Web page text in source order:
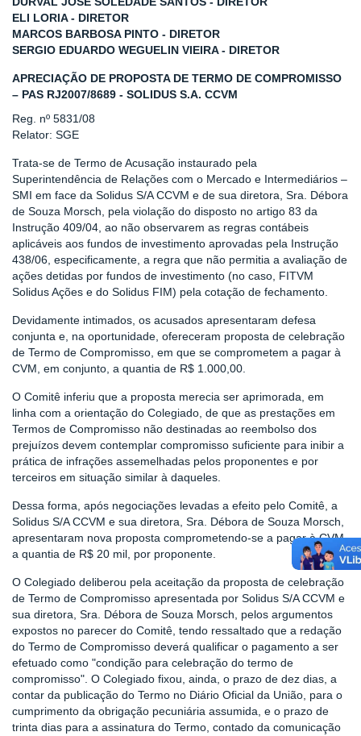
ELI LORIA - DIRETOR
MARCOS BARBOSA PINTO - DIRETOR
SERGIO EDUARDO WEGUELIN VIEIRA - DIRETOR
APRECIAÇÃO DE PROPOSTA DE TERMO DE COMPROMISSO
– PAS RJ2007/8689 - SOLIDUS S.A. CCVM
Reg. nº 5831/08
Relator: SGE
Trata-se de Termo de Acusação instaurado pela
Superintendência de Relações com o Mercado e Intermediários –
SMI em face da Solidus S/A CCVM e de sua diretora, Sra. Débora
de Souza Morsch, pela violação do disposto no artigo 83 da
Instrução 409/04, ao não observarem as regras contábeis
aplicáveis aos fundos de investimento aprovadas pela Instrução
438/06, especificamente, a regra que não permitia a avaliação de
ações detidas por fundos de investimento (no caso, FITVM
Solidus Ações e do Solidus FIM) pela cotação de fechamento.
Devidamente intimados, os acusados apresentaram defesa
conjunta e, na oportunidade, ofereceram proposta de celebração
de Termo de Compromisso, em que se comprometem a pagar à
CVM, em conjunto, a quantia de R$ 1.000,00.
O Comitê inferiu que a proposta merecia ser aprimorada, em
linha com a orientação do Colegiado, de que as prestações em
Termos de Compromisso não destinadas ao reembolso dos
prejuízos devem contemplar compromisso suficiente para inibir a
prática de infrações assemelhadas pelos proponentes e por
terceiros em situação similar à daqueles.
Dessa forma, após negociações levadas a efeito pelo Comitê, a
Solidus S/A CCVM e sua diretora, Sra. Débora de Souza Morsch,
apresentaram nova proposta comprometendo-se a pagar à CVM
a quantia de R$ 20 mil, por proponente.
O Colegiado deliberou pela aceitação da proposta de celebração
de Termo de Compromisso apresentada por Solidus S/A CCVM e
sua diretora, Sra. Débora de Souza Morsch, pelos argumentos
expostos no parecer do Comitê, tendo ressaltado que a redação
do Termo de Compromisso deverá qualificar o pagamento a ser
efetuado como "condição para celebração do termo de
compromisso". O Colegiado fixou, ainda, o prazo de dez dias, a
contar da publicação do Termo no Diário Oficial da União, para o
cumprimento da obrigação pecuniária assumida, e o prazo de
trinta dias para a assinatura do Termo, contado da comunicação